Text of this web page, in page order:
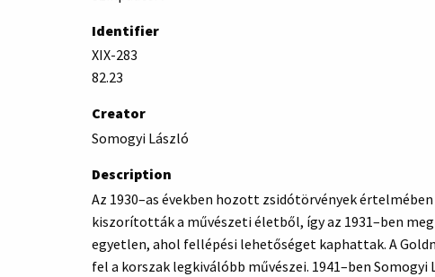
Identifier
XIX-283
82.23
Creator
Somogyi László
Description
Az 1930–as években hozott zsidótörvények
kiszorították a művészeti életből, így az 1931–ben
egyetlen, ahol fellépési lehetőséget kaphattak. A
fel a korszak legkiválóbb művészei. 1941–ben